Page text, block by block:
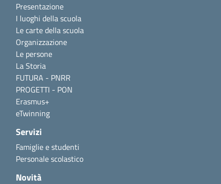
Presentazione
I luoghi della scuola
Le carte della scuola
Organizzazione
Le persone
La Storia
FUTURA - PNRR
PROGETTI - PON
Erasmus+
eTwinning
Servizi
Famiglie e studenti
Personale scolastico
Novità